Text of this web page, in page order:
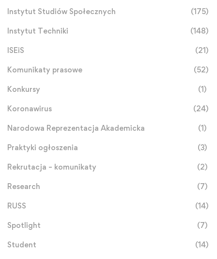
Instytut Studiów Społecznych (175)
Instytut Techniki (148)
ISEiS (21)
Komunikaty prasowe (52)
Konkursy (1)
Koronawirus (24)
Narodowa Reprezentacja Akademicka (1)
Praktyki ogłoszenia (3)
Rekrutacja – komunikaty (2)
Research (7)
RUSS (14)
Spotlight (7)
Student (14)